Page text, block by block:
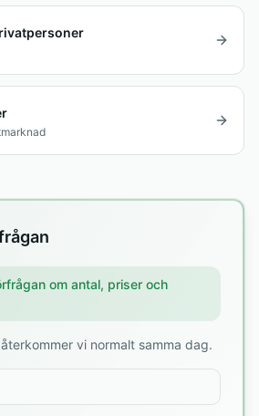
om antal, priser och
vi normalt samma dag.